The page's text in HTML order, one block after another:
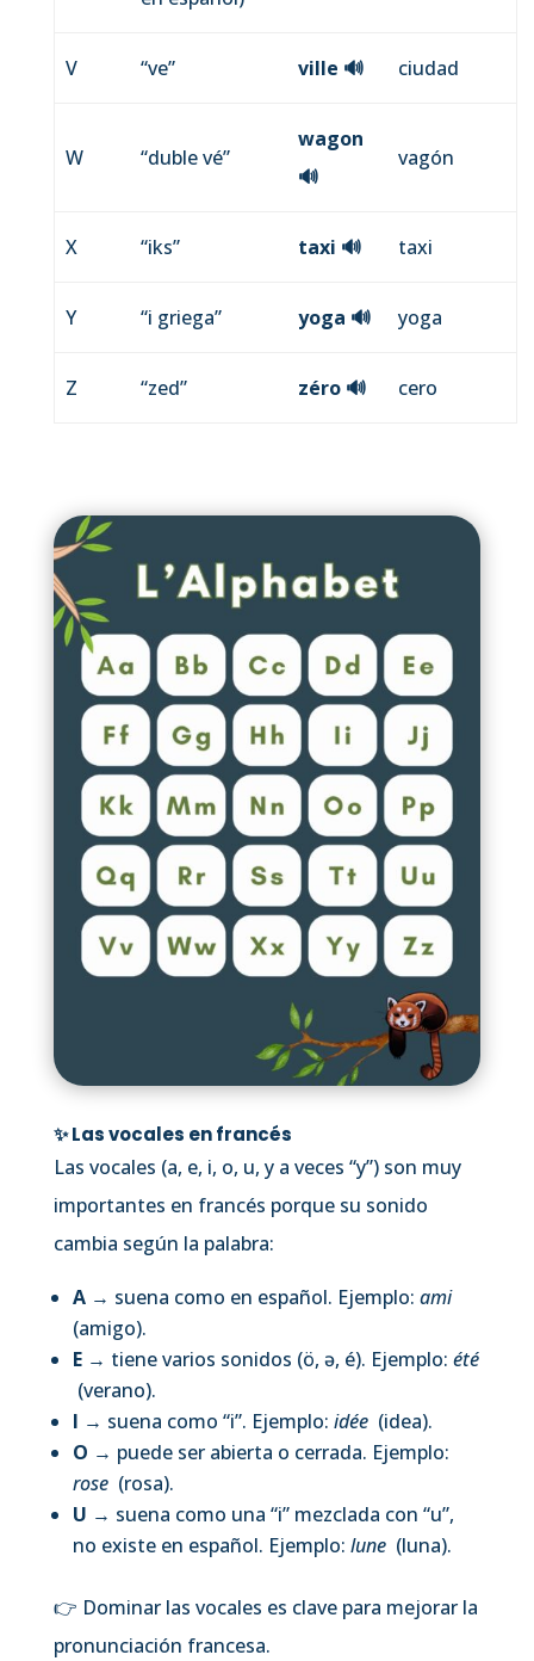
V “ve” ville 🔊 ciudad
W “duble vé”
wagon
🔊
vagón
X “iks” taxi 🔊 taxi
Y “i griega” yoga 🔊 yoga
Z “zed” zéro 🔊 cero
✨ Las vocales en francés
Las vocales (a, e, i, o, u, y a veces “y”) son muy
importantes en francés porque su sonido
cambia según la palabra:
A→ suena como en español. Ejemplo: ami
(amigo).
E→ tiene varios sonidos (ö, ə, é). Ejemplo: été
(verano).
I → suena como “i”. Ejemplo: idée (idea).
O → puede ser abierta o cerrada. Ejemplo:
rose (rosa).
U → suena como una “i” mezclada con “u”,
no existe en español. Ejemplo: lune(luna).
👉 Dominar las vocales es clave para mejorar la
pronunciación francesa.